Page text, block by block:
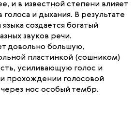
и в известной степени влияет
и дыхания. В результате
создается богатый
звуков речи.
довольно большую,
пластинкой (сошником)
усиливающую голос и
прохождении голосовой
нос особый тембр.